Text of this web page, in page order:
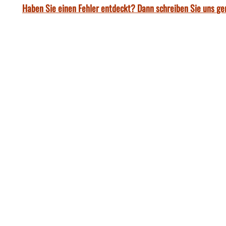
Haben Sie einen Fehler entdeckt? Dann schreiben Sie uns